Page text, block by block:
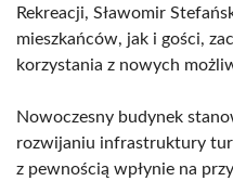
Rekreacji, Sławomir
mieszkańców, jak i gości,
korzystania z nowych
Nowoczesny budynek
rozwijaniu infrastruktury
z pewnością wpłynie na